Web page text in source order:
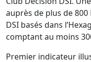
auprès de plus de
DSI basés dans
comptant au moins
Premier indicateur